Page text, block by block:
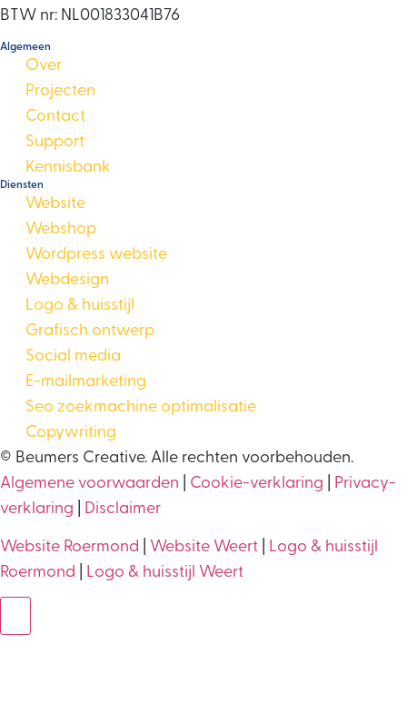
BTW nr: NL001833041B76
Algemeen
Over
Projecten
Contact
Support
Kennisbank
Diensten
Website
Webshop
Wordpress website
Webdesign
Logo & huisstijl
Grafisch ontwerp
Social media
E-mailmarketing
Seo zoekmachine optimalisatie
Copywriting
© Beumers Creative. Alle rechten voorbehouden.
Algemene voorwaarden | Cookie-verklaring | Privacy-
verklaring | Disclaimer
Website Roermond | Website Weert | Logo & huisstijl
Roermond | Logo & huisstijl Weert